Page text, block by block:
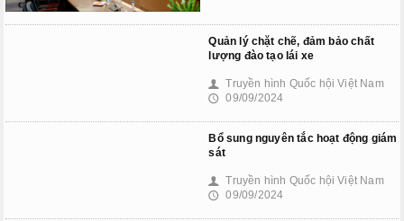
Quản lý chặt chẽ, đảm bảo chất
lượng đào tạo lái xe
👤 Truyền hình Quốc hội Việt Nam
🕔 09/09/2024
Bổ sung nguyên tắc hoạt động giám
sát
👤 Truyền hình Quốc hội Việt Nam
🕔 09/09/2024